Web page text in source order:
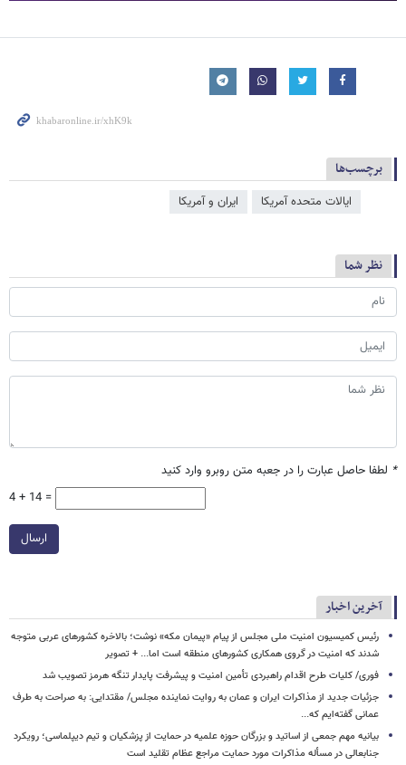
برچسب‌ها
ایالات متحده آمریکا ایران و آمریکا
نظر شما
* لطفا حاصل عبارت را در جعبه متن روبرو وارد کنید
4 + 14 =
ارسال
آخرین اخبار
رئیس کمیسیون امنیت ملی مجلس از پیام «پیمان مکه» نوشت؛ بالاخره کشورهای عربی متوجه
شدند که امنیت در گروی همکاری کشورهای منطقه است اما... + تصویر
فوری/ کلیات طرح اقدام راهبردی تأمین امنیت و پیشرفت پایدار تنگه هرمز تصویب شد
جزئیات جدید از مذاکرات ایران و عمان به روایت نماینده مجلس/ مقتدایی: به صراحت به طرف
عمانی گفته‌ایم که...
بیانیه مهم جمعی از اساتید و بزرگان حوزه علمیه در حمایت از پزشکیان و تیم دیپلماسی؛ رویکرد
جنابعالی در مسأله مذاکرات مورد حمایت مراجع عظام تقلید است